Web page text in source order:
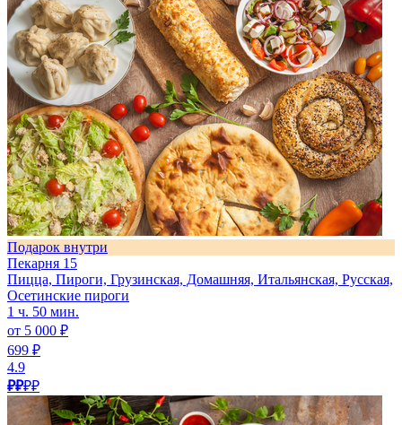
Подарок внутри
Пекарня 15
Пицца, Пироги, Грузинская, Домашняя, Итальянская, Русская,
Осетинские пироги
1 ч. 50 мин.
от 5 000 ₽
699 ₽
4.9
₽₽₽₽